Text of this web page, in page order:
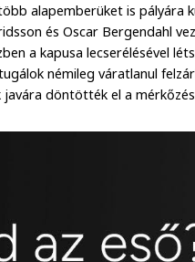
alapemberüket is pályára
és Oscar Bergendahl
a kapusa lecserélésével
némileg váratlanul
javára döntötték el a